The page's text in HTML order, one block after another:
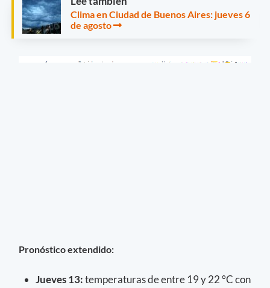
Clima en Ciudad de Buenos Aires: jueves 6
de agosto
Pronóstico extendido:
Jueves 13:temperaturas de entre 19 y 22 °C con